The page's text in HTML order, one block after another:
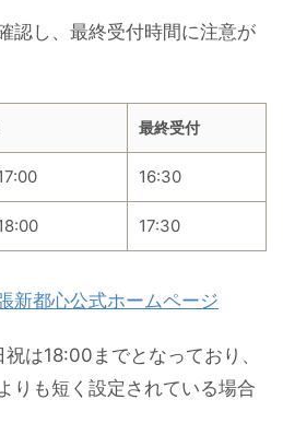
認し、最終受付時間に注意が
最終受付
16:30
17:30
新都心公式ホームページ
は18:00までとなっており、
りも短く設定されている場合